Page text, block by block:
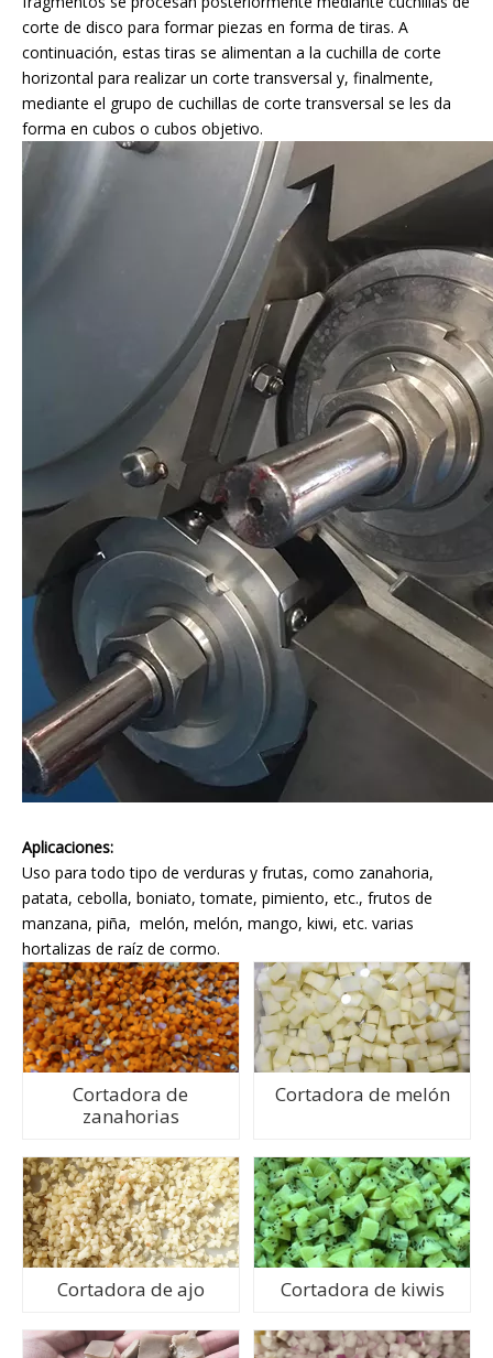
corte de disco para formar piezas en forma de tiras. A
continuación, estas tiras se alimentan a la cuchilla de corte
horizontal para realizar un corte transversal y, finalmente,
mediante el grupo de cuchillas de corte transversal se les da
forma en cubos o cubos objetivo.
Aplicaciones:
Uso para todo tipo de verduras y frutas, como zanahoria,
patata, cebolla, boniato, tomate, pimiento, etc., frutos de
manzana, piña, melón, melón, mango, kiwi, etc. varias
hortalizas de raíz de cormo.
Cortadora de
zanahorias
Cortadora de melón
Cortadora de ajo Cortadora de kiwis